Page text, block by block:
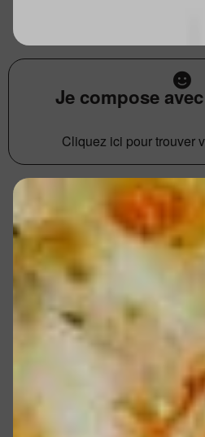
Je compose
Cliquez ici pour trouver